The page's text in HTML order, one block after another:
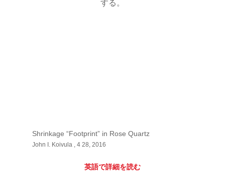
する。
Shrinkage “Footprint” in Rose Quartz
John I. Koivula , 4 28, 2016
英語で詳細を読む